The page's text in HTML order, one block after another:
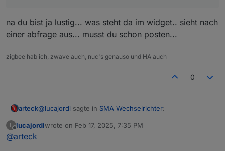
Script habe ich angepasst, aber irgendwie wills
na du bist ja lustig... was steht da im widget.. sieht nach
einer abfrage aus... musst du schon posten...
zigbee hab ich, zwave auch, nuc's genauso und HA auch
0
arteck@lucajordi sagte in SMA Wechselrichter:
L
Offline
lucajordiwrote on Feb 17, 2025, 7:35 PM
last edited by
@arteck